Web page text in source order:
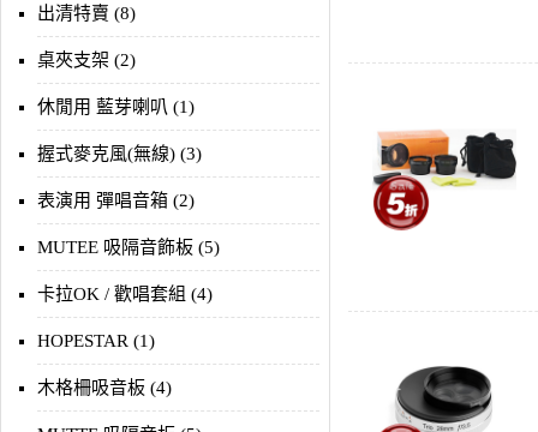
出清特賣 (8)
桌夾支架 (2)
休閒用 藍芽喇叭 (1)
握式麥克風(無線) (3)
表演用 彈唱音箱 (2)
MUTEE 吸隔音飾板 (5)
卡拉OK / 歡唱套組 (4)
HOPESTAR (1)
木格柵吸音板 (4)